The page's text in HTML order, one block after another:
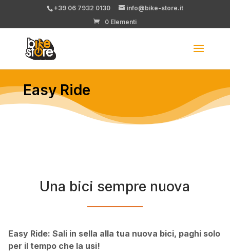
+39 06 7932 0130
info@bike-store.it
0 Elementi
Easy Ride
Una bici sempre nuova
Easy Ride: Sali in sella alla tua nuova bici, paghi solo
per il tempo che la usi!